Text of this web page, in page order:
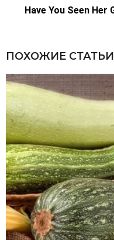
ПОХОЖИЕ СТАТЬИ